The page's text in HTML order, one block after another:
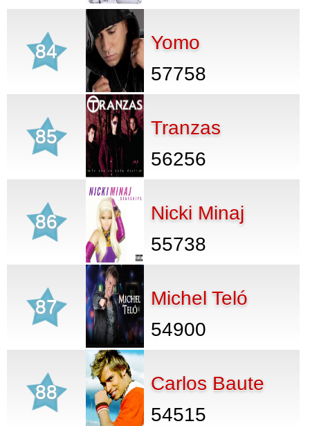
84
Yomo
57758
85
Tranzas
56256
86
Nicki Minaj
55738
87
Michel Teló
54900
88
Carlos Baute
54515